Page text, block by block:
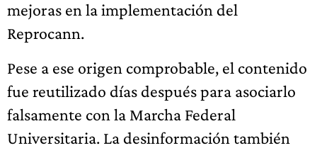
mejoras en la implementación del
Reprocann.
Pese a ese origen comprobable, el contenido
fue reutilizado días después para asociarlo
falsamente con la Marcha Federal
Universitaria. La desinformación también